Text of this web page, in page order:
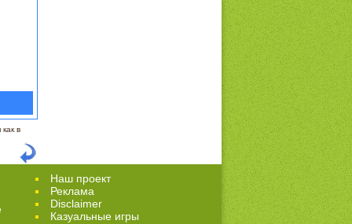
в
Наш проект
Реклама
Disclaimer
Казуальные игры